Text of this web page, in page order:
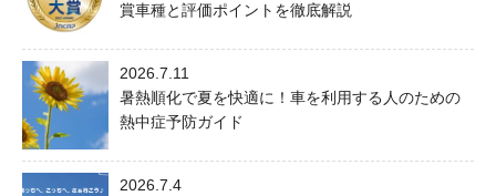
賞車種と評価ポイントを徹底解説
2026.7.11
暑熱順化で夏を快適に！車を利用する人のための
熱中症予防ガイド
2026.7.4